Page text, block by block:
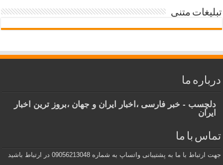
تبلیغات متنی
درباره ما
دلچسب - خبر فارسی ،اخبار ایران و جهان ،بروز ترین اخبار
ایران
تماس با ما
جهت ارتباط با ما به پشتیبانی واتساپ به شماره 09056213048 در ارتباط باشید